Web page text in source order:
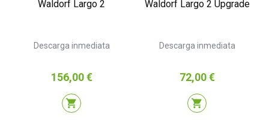
Waldorf Largo 2
Descarga inmediata
Precio
156,00 €
shopping_cart
Waldorf Largo 2 Upgrade
Descarga inmediata
Precio
72,00 €
shopping_cart